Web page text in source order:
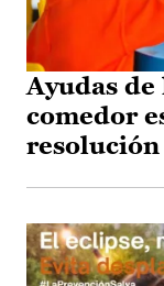
Ayudas
comedor